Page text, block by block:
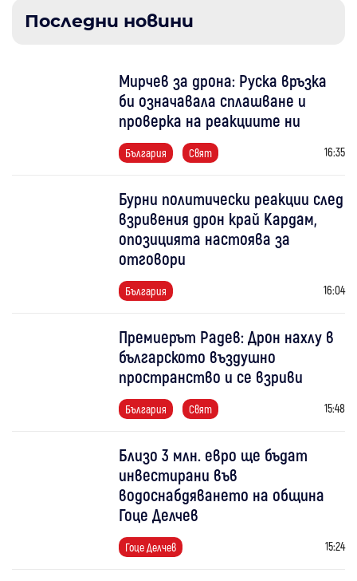
Последни новини
Мирчев за дрона: Руска връзка
би означавала сплашване и
проверка на реакциите ни
България Свят 16:35
Бурни политически реакции след
взривения дрон край Кардам,
опозицията настоява за
отговори
България 16:04
Премиерът Радев: Дрон нахлу в
българското въздушно
пространство и се взриви
България Свят 15:48
Близо 3 млн. евро ще бъдат
инвестирани във
водоснабдяването на община
Гоце Делчев
Гоце Делчев 15:24